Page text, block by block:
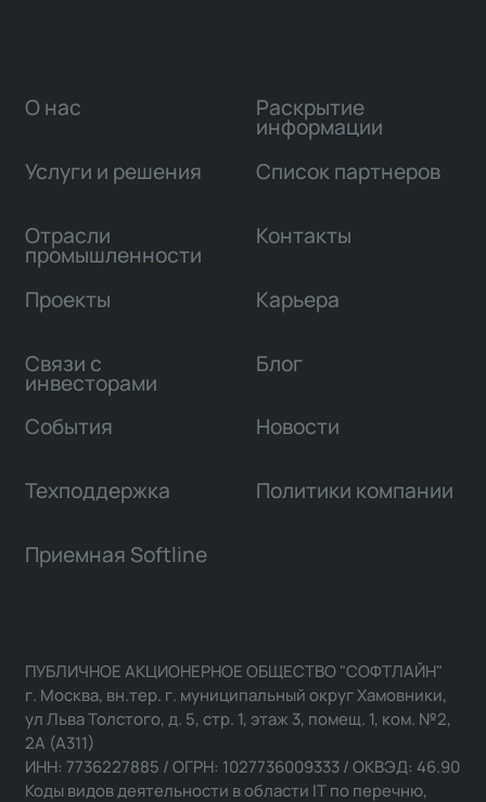
О нас
Услуги и решения
Отрасли
промышленности
Проекты
Связи с
инвесторами
Раскрытие
информации
Список партнеров
Контакты
Карьера
Блог
События Новости
Техподдержка Политики компании
Приемная Softline
ПУБЛИЧНОЕ АКЦИОНЕРНОЕ ОБЩЕСТВО "СОФТЛАЙН"
г. Москва, вн.тер. г. муниципальный округ Хамовники,
ул Льва Толстого, д. 5, стр. 1, этаж 3, помещ. 1, ком. №2,
2А (А311)
ИНН: 7736227885 / ОГРН: 1027736009333 / ОКВЭД: 46.90
Коды видов деятельности в области IT по перечню,